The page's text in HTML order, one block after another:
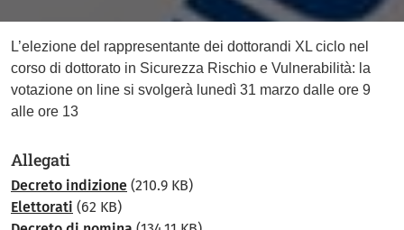
L’elezione del rappresentante dei dottorandi XL ciclo nel
corso di dottorato in Sicurezza Rischio e Vulnerabilità: la
votazione on line si svolgerà lunedì 31 marzo dalle ore 9
alle ore 13
Allegati
Decreto indizione (210.9 KB)
Elettorati (62 KB)